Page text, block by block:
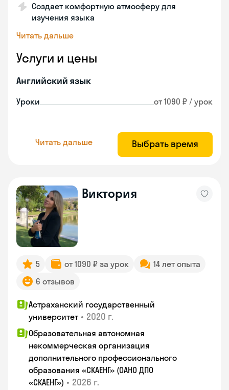
Создает комфортную атмосферу для
изучения языка
Читать дальше
Услуги и цены
Английский язык
Уроки от 1090 ₽ / урок
Читать дальше Выбрать время
Виктория
5 от 1090 ₽ за урок
14 лет опыта
6 отзывов
Астраханский государственный
университет • 2020 г.
Образовательная автономная
некоммерческая организация
дополнительного профессионального
образования «СКАЕНГ» (ОАНО ДПО
«СКАЕНГ») • 2026 г.